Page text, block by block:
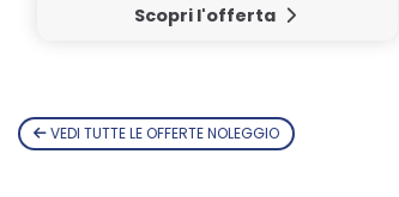
Scopri l'offerta
VEDI TUTTE LE OFFERTE NOLEGGIO